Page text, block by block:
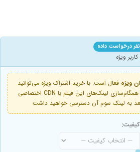
ویژه فعال است. با خرید اشتراک ویژه می‌توانید
هر 2 ساعت یک‌بار درخواست همگام‌سازی لینک‌های این فیلم با CDN اختصاصی
بعد به لینک سوم آن دسترسی خواهید داشت
کیفیت: